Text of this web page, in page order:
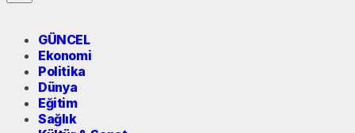
GÜNCEL
Ekonomi
Politika
Dünya
Eğitim
Sağlık